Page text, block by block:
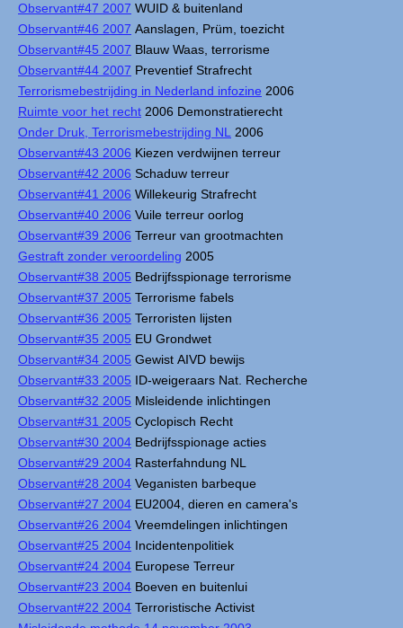
Observant#47 2007 WUID & buitenland
Observant#46 2007 Aanslagen, Prüm, toezicht
Observant#45 2007 Blauw Waas, terrorisme
Observant#44 2007 Preventief Strafrecht
Terrorismebestrijding in Nederland infozine 2006
Ruimte voor het recht 2006 Demonstratierecht
Onder Druk, Terrorismebestrijding NL
2006
Observant#43 2006 Kiezen verdwijnen terreur
Observant#42 2006 Schaduw terreur
Observant#41 2006 Willekeurig Strafrecht
Observant#40 2006 Vuile terreur oorlog
Observant#39 2006 Terreur van grootmachten
Gestraft zonder veroordeling 2005
Observant#38 2005 Bedrijfsspionage terrorisme
Observant#37 2005 Terrorisme fabels
Observant#36 2005 Terroristen lijsten
Observant#35 2005 EU Grondwet
Observant#34 2005 Gewist AIVD bewijs
Observant#33 2005 ID-weigeraars Nat. Recherche
Observant#32 2005 Misleidende inlichtingen
Observant#31 2005 Cyclopisch Recht
Observant#30 2004 Bedrijfsspionage acties
Observant#29 2004 Rasterfahndung NL
Observant#28 2004 Veganisten barbeque
Observant#27 2004 EU2004, dieren en camera's
Observant#26 2004 Vreemdelingen inlichtingen
Observant#25 2004 Incidentenpolitiek
Observant#24 2004 Europese Terreur
Observant#23 2004 Boeven en buitenlui
Observant#22 2004 Terroristische Activist